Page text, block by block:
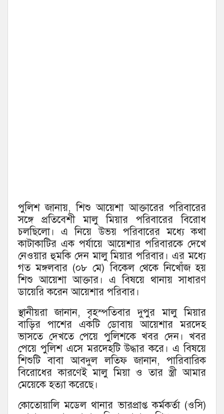
পুলিশ জানায়, শিশু আয়েশা আক্তারের পরিবারের
সঙ্গে প্রতিবেশী মালু মিয়ার পরিবারের বিরোধ
চলছিলো। এ নিয়ে উভয় পরিবারের মধ্যে কথা
কাটাকাটির এক পর্যায়ে আয়েশার পরিবারকে দেখে
নেওয়ার হুমকি দেন মালু মিয়ার পরিবার। এর মধ্যে
গত মঙ্গলবার (০৮ মে) বিকেল থেকে নিখোঁজ হয়
শিশু আয়েশা আক্তার। এ বিষয়ে থানায় সাধারণ
ডায়েরি করেন আয়েশার পরিবার।
স্থানীয়রা জানান, বৃহস্পতিবার দুপুর মালু মিয়ার
বাড়ির পাশের একটি ডোবায় আয়েশার মরদেহ
ভাসতে দেখতে পেয়ে পুলিশকে খবর দেন। খবর
পেয়ে পুলিশ এসে মরদেহটি উদ্ধার করে। এ বিষয়ে
শিশুটি বাবা আবদুল লতিফ জানান, পারিবারিক
বিরোধের কারণেই মালু মিয়া ও তার স্ত্রী আমার
মেয়েকে হত্যা করেছে।
কোতোয়ালি মডেল থানার ভারপ্রাপ্ত কর্মকর্তা (ওসি)